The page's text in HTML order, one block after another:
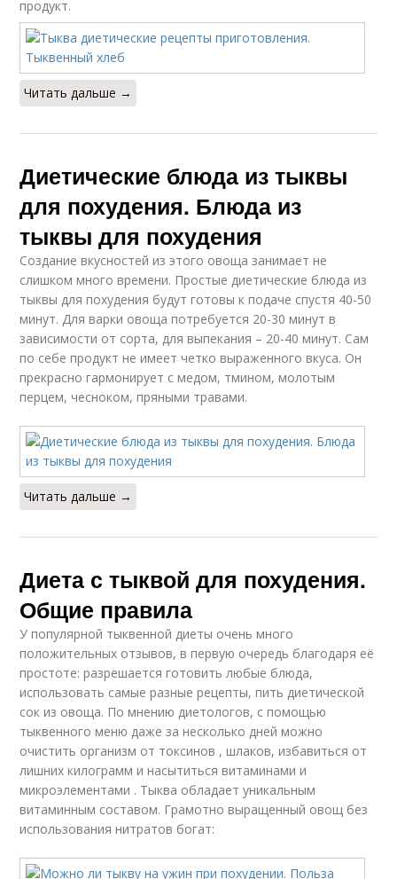
продукт.
Читать дальше →
Диетические блюда из тыквы
для похудения. Блюда из
тыквы для похудения
Создание вкусностей из этого овоща занимает не
слишком много времени. Простые диетические блюда из
тыквы для похудения будут готовы к подаче спустя 40-50
минут. Для варки овоща потребуется 20-30 минут в
зависимости от сорта, для выпекания – 20-40 минут. Сам
по себе продукт не имеет четко выраженного вкуса. Он
прекрасно гармонирует с медом, тмином, молотым
перцем, чесноком, пряными травами.
Читать дальше →
Диета с тыквой для похудения.
Общие правила
У популярной тыквенной диеты очень много
положительных отзывов, в первую очередь благодаря её
простоте: разрешается готовить любые блюда,
использовать самые разные рецепты, пить диетической
сок из овоща. По мнению диетологов, с помощью
тыквенного меню даже за несколько дней можно
очистить организм от токсинов , шлаков, избавиться от
лишних килограмм и насытиться витаминами и
микроэлементами . Тыква обладает уникальным
витаминным составом. Грамотно выращенный овощ без
использования нитратов богат: